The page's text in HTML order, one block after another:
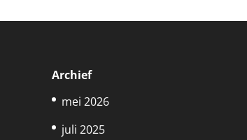
Archief
mei 2026
juli 2025